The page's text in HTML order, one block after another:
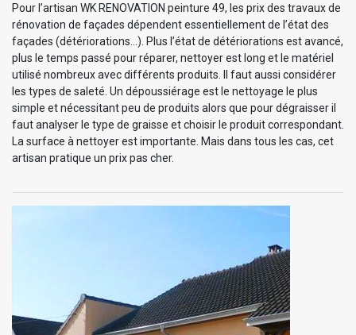
Pour l’artisan WK RENOVATION peinture 49, les prix des travaux de
rénovation de façades dépendent essentiellement de l’état des
façades (détériorations…). Plus l’état de détériorations est avancé,
plus le temps passé pour réparer, nettoyer est long et le matériel
utilisé nombreux avec différents produits. Il faut aussi considérer
les types de saleté. Un dépoussiérage est le nettoyage le plus
simple et nécessitant peu de produits alors que pour dégraisser il
faut analyser le type de graisse et choisir le produit correspondant.
La surface à nettoyer est importante. Mais dans tous les cas, cet
artisan pratique un prix pas cher.